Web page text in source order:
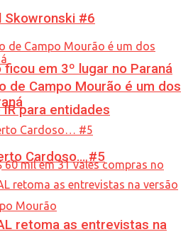
ficou em 3º lugar no Paraná
para entidades
Skowronski #6
de Campo Mourão é um dos
Cardoso… #5
retoma as entrevistas na